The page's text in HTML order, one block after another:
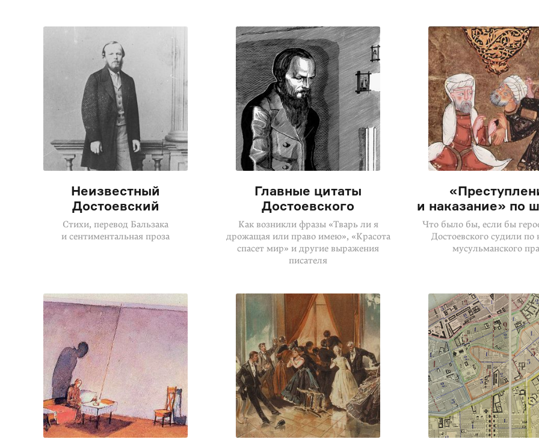
Неизвестный
Достоевский
Стихи, перевод Бальзака
и сентиментальная проза
Главные цитаты
Достоевского
Как возникли фразы «Тварь ли я
дрожащая или право имею», «Красота
спасет мир» и другие выражения
писателя
и наказание» по
Что было бы, если бы
Достоевского судили
мусульманского